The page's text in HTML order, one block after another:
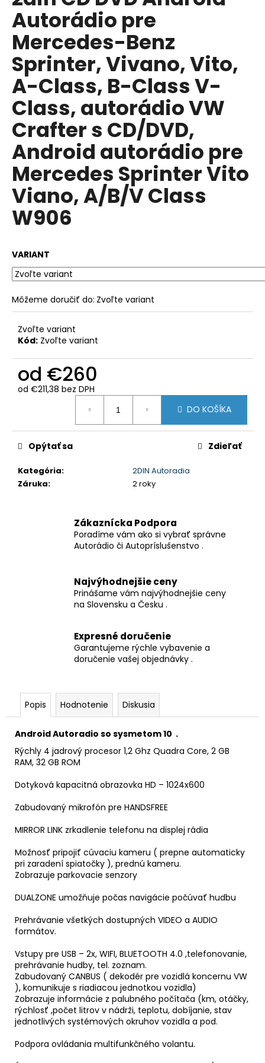
0,0
z
5
hviezdičiek.
Autorádio pre
Mercedes-Benz
Sprinter, Vivano, Vito,
A-Class, B-Class V-
Class, autorádio VW
Crafter s CD/DVD,
Android autorádio pre
Mercedes Sprinter Vito
Viano, A/B/V Class
W906
VARIANT
Môžeme doručiť do: Zvoľte variant
Zvoľte variant
Kód: Zvoľte variant
od €260
od €211,38 bez DPH
DO KOŠÍKA
Kategória:
2DIN Autoradia
Záruka: 2 roky
Opýtať sa Zdieľať
Zákaznícka Podpora
Poradíme vám ako si vybrať správne
Autorádio či Autopríslušenstvo .
Najvýhodnejšie ceny
Prinášame vám najvýhodnejšie ceny
na Slovensku a Česku .
Expresné doručenie
Garantujeme rýchle vybavenie a
doručenie vašej objednávky .
Popis Hodnotenie Diskusia
Android Autoradio so sysmetom 10 .
Rýchly 4 jadrový procesor 1,2 Ghz Quadra Core, 2 GB
RAM, 32 GB ROM
Dotyková kapacitná obrazovka HD – 1024x600
Zabudovaný mikrofón pre HANDSFREE
MIRROR LINK zrkadlenie telefonu na displej rádia
Možnosť pripojiť cúvaciu kameru ( prepne automaticky
pri zaradení spiatočky ), prednú kameru.
Zobrazuje parkovacie senzory
DUALZONE umožňuje počas navigácie počúvať hudbu
Prehrávanie všetkých dostupných VIDEO a AUDIO
formátov.
Vstupy pre USB – 2x, WIFI, BLUETOOTH 4.0 ,telefonovanie,
prehrávanie hudby, tel. zoznam.
Zabudovaný CANBUS ( dekodér pre vozidlá koncernu VW
), komunikuje s riadiacou jednotkou vozidla)
Zobrazuje informácie z palubného počítača (km, otáčky,
rýchlosť ,počet litrov v nádrži, teplotu, dobíjanie, stav
jednotlivých systémových okruhov vozidla a pod.
Podpora ovládania multifunkčného volantu.
á
j
s
ť
?
HĽADAŤ
O
d
p
o
ú
č
a
m
e
OCHRANNÁ
NA
AUTO
LUXURY
CAR